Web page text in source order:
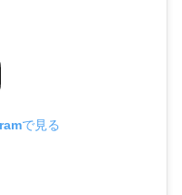
で見る